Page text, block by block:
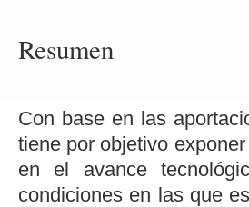
Resumen
Con base en las
tiene por objetivo
en el avance
condiciones en las que